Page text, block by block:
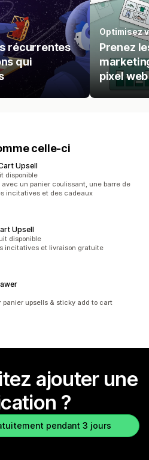
récurrentes
qui
Optimisez
Prenez
pixel web
celle-ci
Upsell
disponible
avec un panier coulissant, une barre de
incitatives et des cadeaux
Upsell
disponible
incitatives et livraison gratuite
panier upsells & sticky add to cart
ajouter une
?
pendant 3 jours